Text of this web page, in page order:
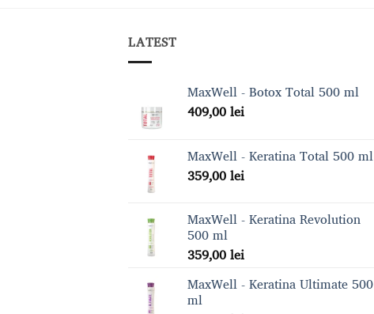
LATEST
MaxWell - Botox Total 500 ml
409,00lei
MaxWell - Keratina Total 500 ml
359,00lei
MaxWell - Keratina Revolution
500 ml
359,00lei
MaxWell - Keratina Ultimate 500
ml